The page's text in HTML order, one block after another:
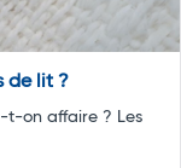
de lit ?
t-on affaire ? Les